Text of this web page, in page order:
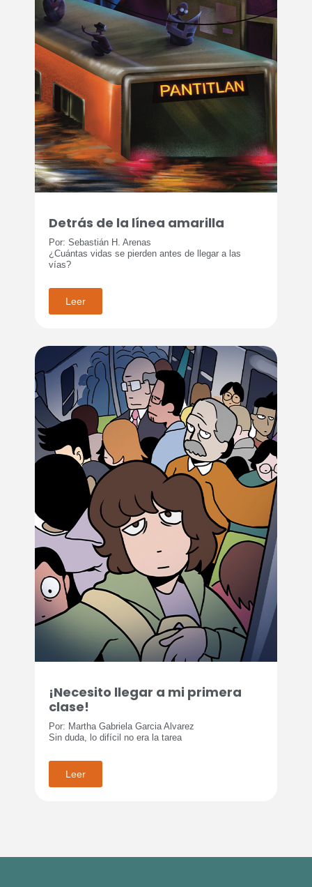
Detrás de la línea amarilla
Por: Sebastián H. Arenas
¿Cuántas vidas se pierden antes de llegar a las
vías?
Leer
¡Necesito llegar a mi primera
clase!
Por: Martha Gabriela Garcia Alvarez
Sin duda, lo difícil no era la tarea
Leer